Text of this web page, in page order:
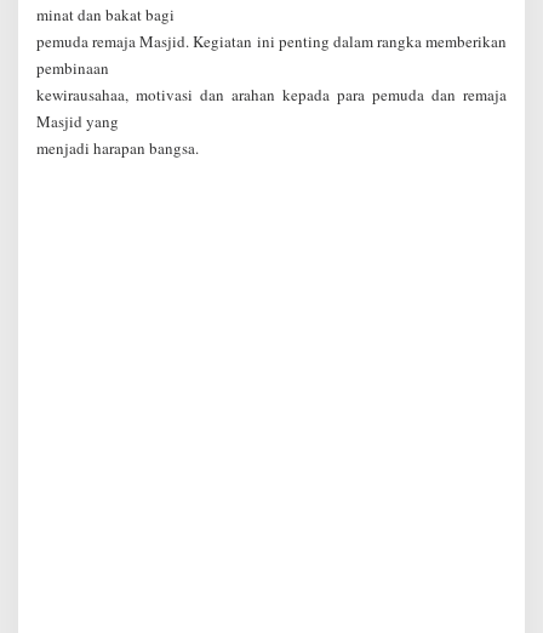
t
minat dan bakat bagi
pemuda remaja Masjid. Kegiatan ini penting dalam rangka memberikan
pembinaan
kewirausahaa, motivasi dan arahan kepada para pemuda dan remaja
Masjid yang
menjadi harapan bangsa.